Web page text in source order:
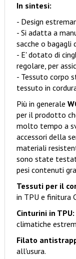
In sintesi:
- Design
- Si adatta a
sacche o bagagli
- E' dotato di
regolare, per
- Tessuto corpo
tessuto in
Più in generale
per il prodotto
molto tempo a
accessori della
materiali
sono state
pesi contenuti
Tessuti per il
in TPU e finitura
Cinturini in TPU:
climatiche
Filato
all'usura.